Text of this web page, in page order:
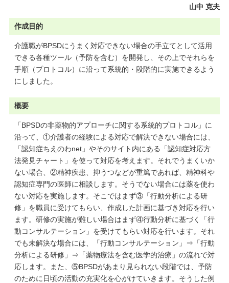
山中 克夫
作成目的
介護職がBPSDにうまく対応できない場合の手立てとして活用
できる各種ツール（予防を含む）を開発し、その上でそれらを
手順（プロトコル）に沿って系統的・段階的に実施できるよう
にしました。
概要
「BPSDの非薬物的アプローチに関する系統的プロトコル」に
沿って、①介護者の経験による対応で解決できない場合には、
「認知症ちえのわnet」やそのサイト内にある「認知症対応方
法発見チャート」を使って対応を考えます。それでうまくいか
ない場合、②精神疾患、抑うつなどが重篤であれば、精神科や
認知症専門の医師に相談します。そうでない場合には薬を使わ
ない対応を実施します。そこではまず③「行動分析による研
修」を職員に受けてもらい、作成した計画に基づき対応を行い
ます。研修の実施が難しい場合はまず④行動分析に基づく「行
動コンサルテーション」を受けてもらい対応を行います。それ
でも未解決な場合には、「行動コンサルテーション」⇒「行動
分析による研修」⇒「薬物療法を含む医学的治療」の流れで対
応します。また、⑤BPSDがあまり見られない段階では、予防
のために日頃の活動の充実化を心がけていきます。そうした例